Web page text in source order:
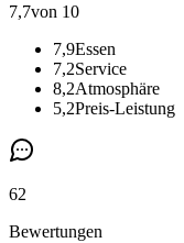
7,7von 10
7,9Essen
7,2Service
8,2Atmosphäre
5,2Preis-Leistung
62
Bewertungen